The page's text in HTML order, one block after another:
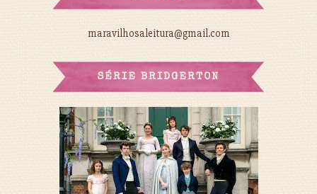
maravilhosaleitura@gmail.com
SÉRIE BRIDGERTON